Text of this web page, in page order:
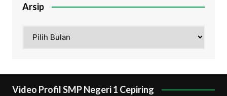
Arsip
Video Profil SMP Negeri 1 Cepiring